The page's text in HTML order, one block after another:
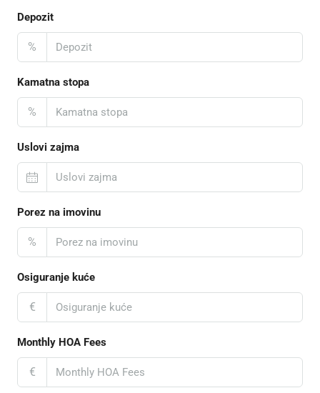
Depozit
%
Kamatna stopa
%
Uslovi zajma
Porez na imovinu
%
Osiguranje kuće
€
Monthly HOA Fees
€